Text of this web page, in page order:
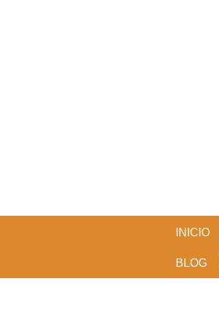
BESTDOGARTICLES
INICIO
BLOG